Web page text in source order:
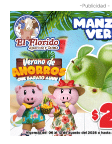
-Publicidad -